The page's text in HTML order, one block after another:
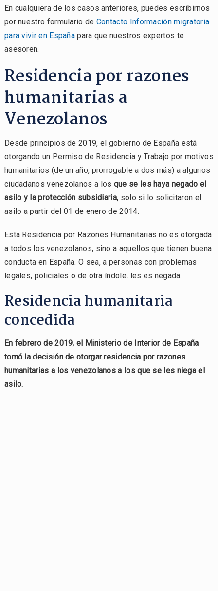
En cualquiera de los casos anteriores, puedes escribirnos
por nuestro formulario de Contacto Información migratoria
para vivir en España para que nuestros expertos te
asesoren.
Residencia por razones
humanitarias a
Venezolanos
Desde principios de 2019, el gobierno de España está
otorgando un Permiso de Residencia y Trabajo por motivos
humanitarios (de un año, prorrogable a dos más) a algunos
ciudadanos venezolanos a los que se les haya negado el
asilo y la protección subsidiaria, solo si lo solicitaron el
asilo a partir del 01 de enero de 2014.
Esta Residencia por Razones Humanitarias no es otorgada
a todos los venezolanos, sino a aquellos que tienen buena
conducta en España. O sea, a personas con problemas
legales, policiales o de otra índole, les es negada.
Residencia humanitaria
concedida
En febrero de 2019, el Ministerio de Interior de España
tomó la decisión de otorgar residencia por razones
humanitarias a los venezolanos a los que se les niega el
asilo.